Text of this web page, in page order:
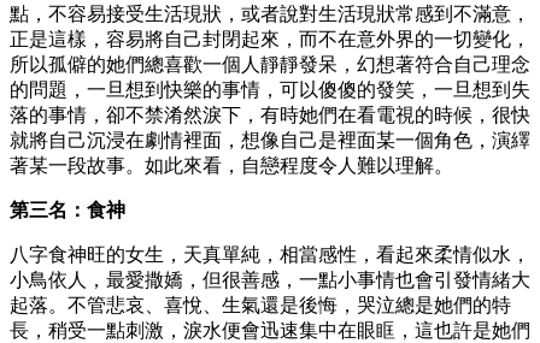
點，不容易接受生活現狀，或者說對生活現狀常感到不滿意，
正是這樣，容易將自己封閉起來，而不在意外界的一切變化，
所以孤僻的她們總喜歡一個人靜靜發呆，幻想著符合自己理念
的問題，一旦想到快樂的事情，可以傻傻的發笑，一旦想到失
落的事情，卻不禁淆然淚下，有時她們在看電視的時候，很快
就將自己沉浸在劇情裡面，想像自己是裡面某一個角色，演繹
著某一段故事。如此來看，自戀程度令人難以理解。
第三名：食神
八字食神旺的女生，天真單純，相當感性，看起來柔情似水，
小鳥依人，最愛撒嬌，但很善感，一點小事情也會引發情緒大
起落。不管悲哀、喜悅、生氣還是後悔，哭泣總是她們的特
長，稍受一點刺激，淚水便會迅速集中在眼眶，這也許是她們